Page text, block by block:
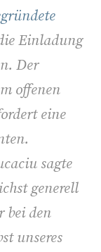
Einladung
Der
offenen
eine
sagte
generell
bei den
unseres